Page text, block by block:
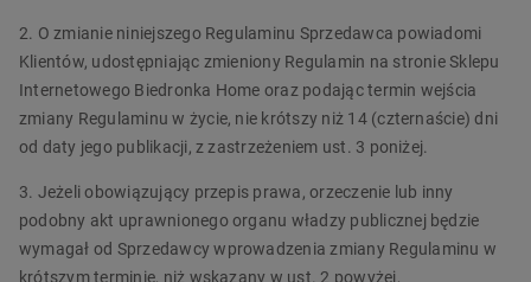
2. O zmianie niniejszego Regulaminu Sprzedawca powiadomi
Klientów, udostępniając zmieniony Regulamin na stronie Sklepu
Internetowego Biedronka Home oraz podając termin wejścia
zmiany Regulaminu w życie, nie krótszy niż 14 (czternaście) dni
od daty jego publikacji, z zastrzeżeniem ust. 3 poniżej.
3. Jeżeli obowiązujący przepis prawa, orzeczenie lub inny
podobny akt uprawnionego organu władzy publicznej będzie
wymagał od Sprzedawcy wprowadzenia zmiany Regulaminu w
krótszym terminie, niż wskazany w ust. 2 powyżej,